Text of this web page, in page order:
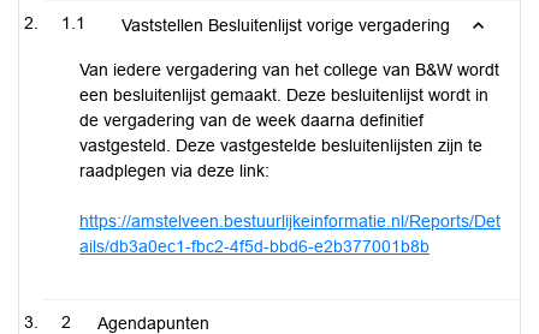
1.1 Vaststellen Besluitenlijst vorige vergadering
Van iedere vergadering van het college van B&W wordt
een besluitenlijst gemaakt. Deze besluitenlijst wordt in
de vergadering van de week daarna definitief
vastgesteld. Deze vastgestelde besluitenlijsten zijn te
raadplegen via deze link:
https://amstelveen.bestuurlijkeinformatie.nl/Reports/Det
ails/db3a0ec1-fbc2-4f5d-bbd6-e2b377001b8b
2 Agendapunten